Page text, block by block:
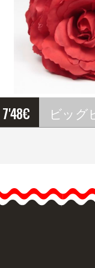
7'48€
Rj09.&hell
ip;